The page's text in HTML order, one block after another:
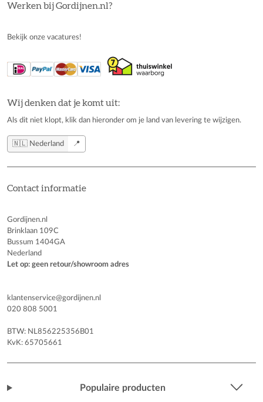
Werken bij Gordijnen.nl?
Bekijk onze vacatures!
Wij denken dat je komt uit:
Als dit niet klopt, klik dan hieronder om je land van levering te wijzigen.
🇳🇱 Nederland 📍
Contact informatie
Gordijnen.nl
Brinklaan 109C
Bussum 1404GA
Nederland
Let op: geen retour/showroom adres
klantenservice@gordijnen.nl
020 808 5001
BTW: NL856225356B01
KvK: 65705661
Populaire producten